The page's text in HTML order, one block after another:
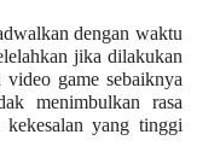
dengan waktu
jika dilakukan
game sebaiknya
menimbulkan rasa
kekesalan yang tinggi